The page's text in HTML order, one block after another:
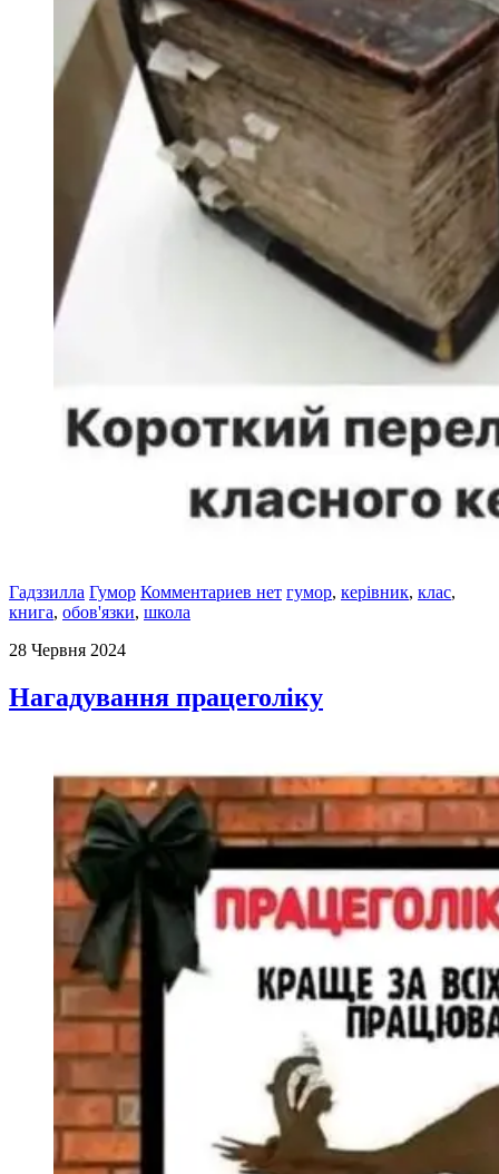
Гадззилла Гумор Комментариев нет гумор, керівник, клас,
книга, обов'язки, школа
28 Червня 2024
Нагадування працеголіку